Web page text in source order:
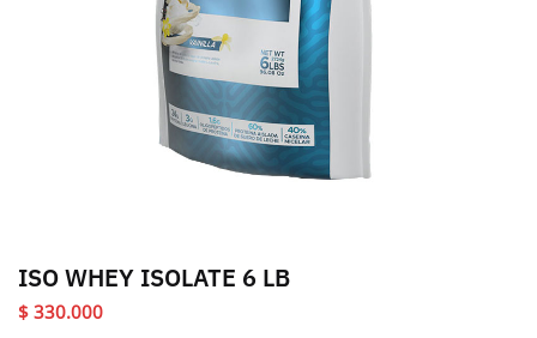
ISO WHEY ISOLATE 6 LB
$ 330.000